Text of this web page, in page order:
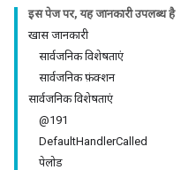
इस पेज पर, यह जानकारी उपलब्ध है
खास जानकारी
सार्वजनिक विशेषताएं
सार्वजनिक फ़ंक्शन
सार्वजनिक विशेषताएं
@191
DefaultHandlerCalled
पेलोड